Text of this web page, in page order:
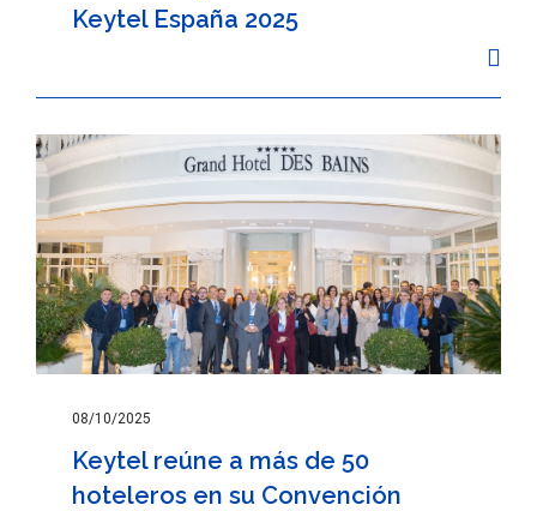
Keytel España 2025
08/10/2025
Keytel reúne a más de 50
hoteleros en su Convención